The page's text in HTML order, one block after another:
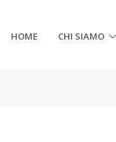
HOME CHI SIAMO